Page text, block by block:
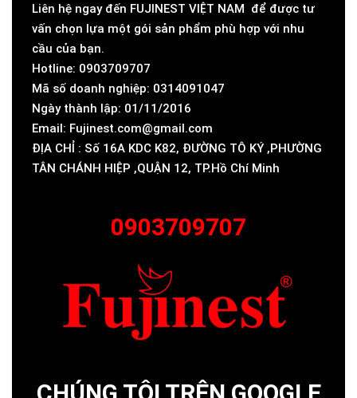
Liên hệ ngay đến FUJINEST VIỆT NAM để được tư
vấn chọn lựa một gói sản phẩm phù hợp với nhu
cầu của bạn.
Hotline: 0903709707
Mã số doanh nghiệp: 0314091047
Ngày thành lập: 01/11/2016
Email: Fujinest.com@gmail.com
ĐỊA CHỈ : Số 16A KDC K82, ĐƯỜNG TÔ KÝ ,PHƯỜNG
TÂN CHÁNH HIỆP ,QUẬN 12, TP.Hồ Chí Minh
0903709707
CHÚNG TÔI TRÊN GOOGLE